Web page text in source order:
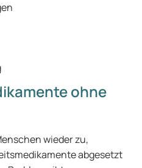
ohne
wieder zu,
abgesetzt